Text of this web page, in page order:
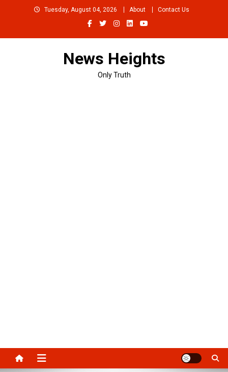
Tuesday, August 04, 2026 About Contact Us
News Heights
Only Truth